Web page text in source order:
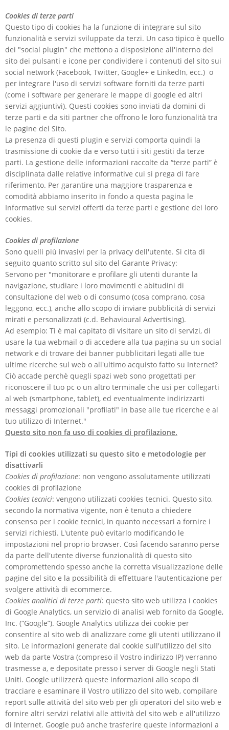
Cookies di terze parti
Questo tipo di cookies ha la funzione di integrare sul sito
funzionalità e servizi sviluppate da terzi. Un caso tipico è quello
dei "social plugin" che mettono a disposizione all'interno del
sito dei pulsanti e icone per condividere i contenuti del sito sui
social network (Facebook, Twitter, Google+ e LinkedIn, ecc.) o
per integrare l'uso di servizi software forniti da terze parti
(come i software per generare le mappe di google ed altri
servizi aggiuntivi). Questi cookies sono inviati da domini di
terze parti e da siti partner che offrono le loro funzionalità tra
le pagine del Sito.
La presenza di questi plugin e servizi comporta quindi la
trasmissione di cookie da e verso tutti i siti gestiti da terze
parti. La gestione delle informazioni raccolte da “terze parti” è
disciplinata dalle relative informative cui si prega di fare
riferimento. Per garantire una maggiore trasparenza e
comodità abbiamo inserito in fondo a questa pagina le
Informative sui servizi offerti da terze parti e gestione dei loro
cookies.
Cookies di profilazione
Sono quelli più invasivi per la privacy dell'utente. Si cita di
seguito quanto scritto sul sito del Garante Privacy:
Servono per "monitorare e profilare gli utenti durante la
navigazione, studiare i loro movimenti e abitudini di
consultazione del web o di consumo (cosa comprano, cosa
leggono, ecc.), anche allo scopo di inviare pubblicità di servizi
mirati e personalizzati (c.d. Behavioural Advertising).
Ad esempio: Ti è mai capitato di visitare un sito di servizi, di
usare la tua webmail o di accedere alla tua pagina su un social
network e di trovare dei banner pubblicitari legati alle tue
ultime ricerche sul web o all'ultimo acquisto fatto su Internet?
Ciò accade perchè quegli spazi web sono progettati per
riconoscere il tuo pc o un altro terminale che usi per collegarti
al web (smartphone, tablet), ed eventualmente indirizzarti
messaggi promozionali "profilati" in base alle tue ricerche e al
tuo utilizzo di Internet."
Questo sito non fa uso di cookies di profilazione.
Tipi di cookies utilizzati su questo sito e metodologie per
disattivarli
Cookies di profilazione: non vengono assolutamente utilizzati
cookies di profilazione
Cookies tecnici: vengono utilizzati cookies tecnici. Questo sito,
secondo la normativa vigente, non è tenuto a chiedere
consenso per i cookie tecnici, in quanto necessari a fornire i
servizi richiesti. L'utente può evitarlo modificando le
impostazioni nel proprio browser. Così facendo saranno perse
da parte dell'utente diverse funzionalità di questo sito
compromettendo spesso anche la corretta visualizzazione delle
pagine del sito e la possibilità di effettuare l'autenticazione per
svolgere attività di ecommerce.
Cookies analitici di terze parti: questo sito web utilizza i cookies
di Google Analytics, un servizio di analisi web fornito da Google,
Inc. (“Google”). Google Analytics utilizza dei cookie per
consentire al sito web di analizzare come gli utenti utilizzano il
sito. Le informazioni generate dal cookie sull'utilizzo del sito
web da parte Vostra (compreso il Vostro indirizzo IP) verranno
trasmesse a, e depositate presso i server di Google negli Stati
Uniti. Google utilizzerà queste informazioni allo scopo di
tracciare e esaminare il Vostro utilizzo del sito web, compilare
report sulle attività del sito web per gli operatori del sito web e
fornire altri servizi relativi alle attività del sito web e all'utilizzo
di Internet. Google può anche trasferire queste informazioni a